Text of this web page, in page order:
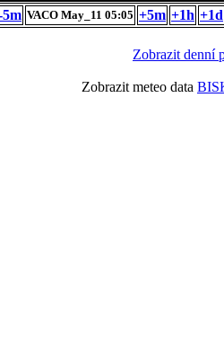
5m VACO May_11 05:05 +5m +1h +1d
Zobrazit denní
Zobrazit meteo data